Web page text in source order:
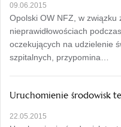
09.06.2015
Opolski OW NFZ, w związku
nieprawidłowościach
oczekujących na udzielenie
szpitalnych, przypomina…
Uruchomienie środowisk
22.05.2015